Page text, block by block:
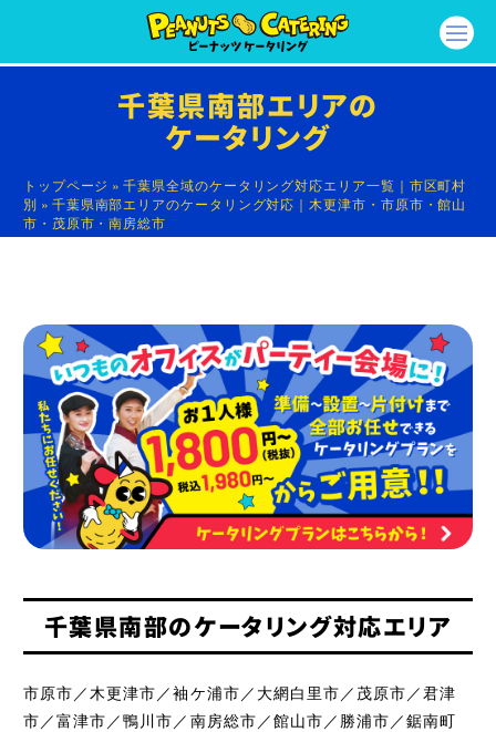
千葉県南部エリアの
ケータリング
トップページ »千葉県全域のケータリング対応エリア一覧｜市区町村
別 » 千葉県南部エリアのケータリング対応｜木更津市・市原市・館山
市・茂原市・南房総市
千葉県南部のケータリング対応エリア
市原市／木更津市／袖ケ浦市／大網白里市／茂原市／君津
市／富津市／鴨川市／南房総市／館山市／勝浦市／鋸南町